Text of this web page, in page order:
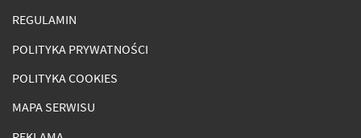
REGULAMIN
POLITYKA PRYWATNOŚCI
POLITYKA COOKIES
MAPA SERWISU